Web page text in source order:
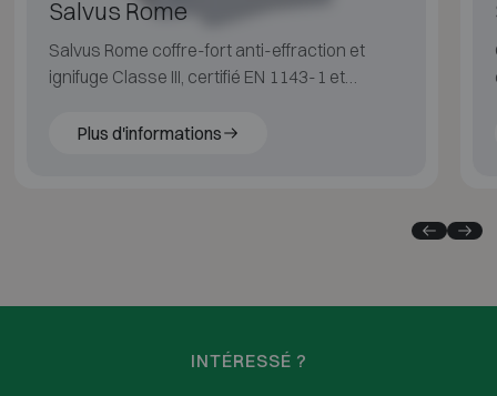
Salvus Rome
Salvus Rome coffre-fort anti-effraction et
ignifuge Classe III, certifié EN 1143-1 et
Plus d'informations
INTÉRESSÉ ?